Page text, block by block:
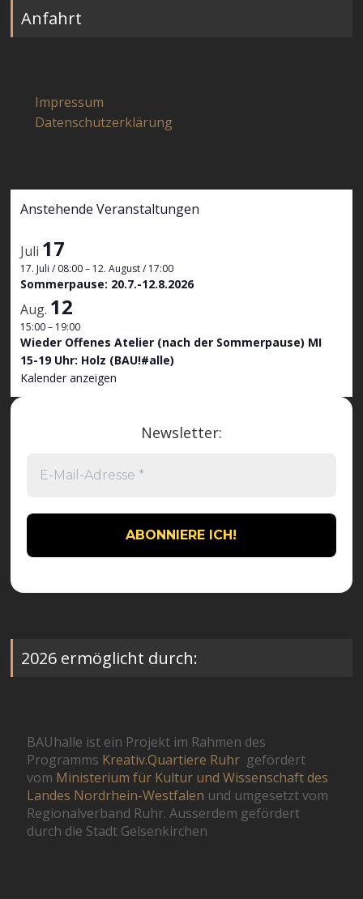
Anfahrt
Impressum
Datenschutzerklärung
Anstehende Veranstaltungen
Juli 17
17. Juli / 08:00– 12. August / 17:00
Sommerpause: 20.7.-12.8.2026
Aug. 12
15:00– 19:00
Wieder Offenes Atelier (nach der Sommerpause) MI
15-19 Uhr: Holz (BAU!#alle)
Kalender anzeigen
Newsletter:
2026 ermöglicht durch:
BAUhalle ist ein Projekt im Rahmen des
Programms Kreativ.Quartiere Ruhr gefördert
vom Ministerium für Kultur und Wissenschaft des
Landes Nordrhein-Westfalen und umgesetzt vom
Regionalverband Ruhr. Ausserdem gefördert
durch die Stadt Gelsenkirchen